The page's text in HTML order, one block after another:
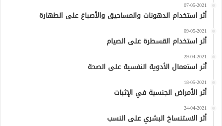
07-05-2021
أثر استخدام الدهونات والمساحيق والأصباغ على الطهارة
09-05-2021
أثر استخدام القسطرة على الصيام
29-04-2021
أثر استعمال الأدوية النفسية على الصحة
18-05-2021
أثر الأمراض الجنسية في الإثبات
24-04-2021
أثر الاستنساخ البشري على النسب